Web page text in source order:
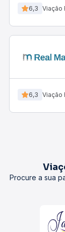
6,3 Viação
6,3 Viação
Procure a sua